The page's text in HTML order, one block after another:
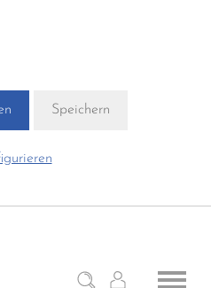
Speichern